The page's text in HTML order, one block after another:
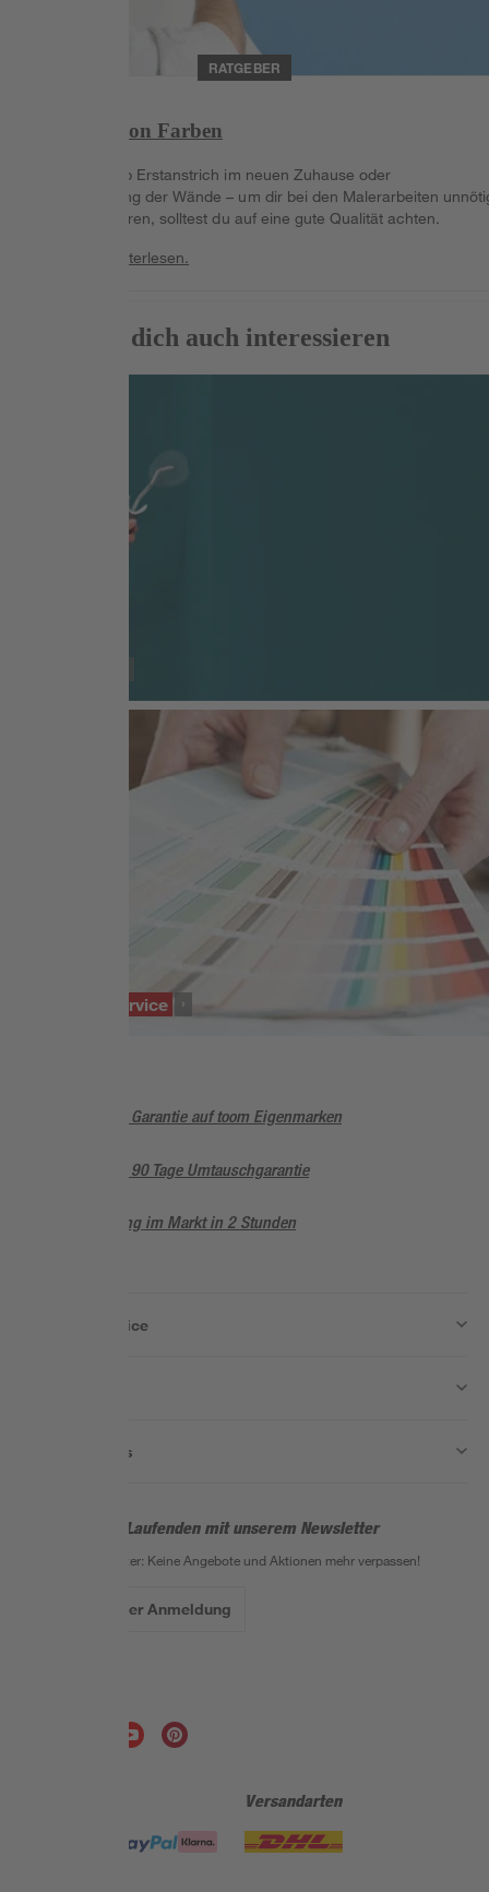
RATGEBER
Deckkraft von Farben
Ganz gleich, ob Erstanstrich im neuen Zuhause oder
Farbauffrischung der Wände – um dir bei den Malerarbeiten
Arbeit zu ersparen, solltest du auf eine gute Qualität achten.
Weiterlesen.
Das könnte dich auch interessieren
Farbmischservice
5 Jahre Garantie auf toom Eigenmarken
Sorglos, 90 Tage Umtauschgarantie
Abholung im Markt in 2 Stunden
Wissen & Service
Nützliche Links
Bleib auf dem Laufenden mit unserem Newsletter
Der toom Newsletter: Keine Angebote und Aktionen mehr verpassen!
Zur Newsletter Anmeldung
Versandarten